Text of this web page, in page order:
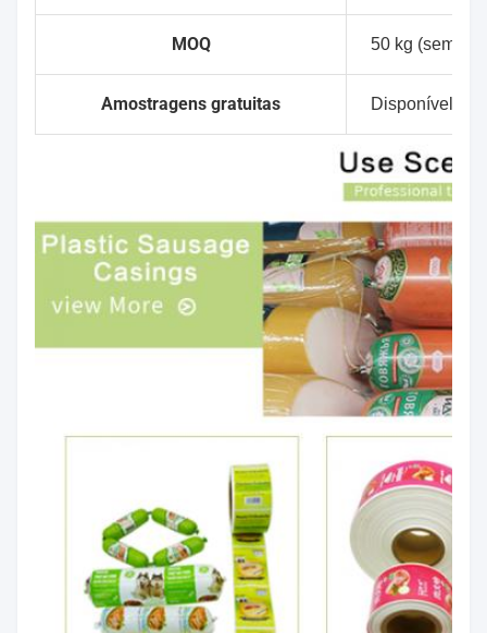
MOQ 50 kg (sem
Amostragens gratuitas Disponível